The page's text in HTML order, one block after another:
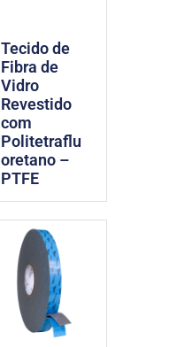
Tecido de
Fibra de
Vidro
Revestido
com
Politetraflu
oretano –
PTFE